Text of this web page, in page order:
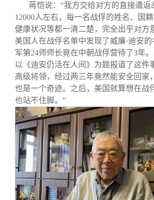
蒋恺说：“我方交给对方的直接遣返
12000人左右，每一名战俘的姓名、国
健康状况等都一清二楚，完全出乎对方
美国人在战俘名单中发现了威廉·迪安
军第24师师长竟在中朝战俘营待了3年
以《迪安仍活在人间》为题报道了这件
高级将领，经过两三年竟然能安全回家
也是一个奇迹。之后，美国就算想在战
也站不住脚。”